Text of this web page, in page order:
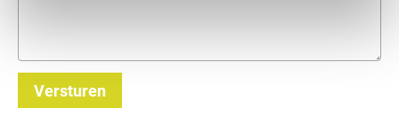
Versturen